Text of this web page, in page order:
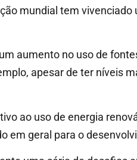
mundial tem vivenciado
aumento no uso de
apesar de ter níveis
ao uso de energia
em geral para o